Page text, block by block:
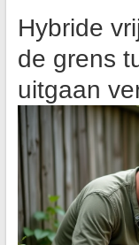
Hybride
de grens
uitgaan